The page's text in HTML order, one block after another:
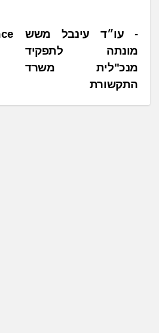
נ
י
ו
עו״ד עינבל משש
מונתה לתפקיד
מנכ"לית משרד
התקשורת